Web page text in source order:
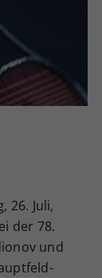
26. Juli,
der 78.
und
falls der
hat.